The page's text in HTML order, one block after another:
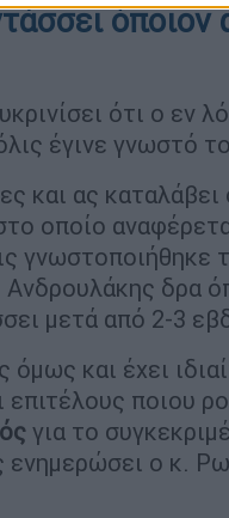
όποιον
ότι ο εν
έγινε γνωστό
και ας
οποίο
γνωστοποιήθηκε
Ανδρουλάκης δρα
μετά από 2-3
και έχει
ποιου
για το
ο κ.